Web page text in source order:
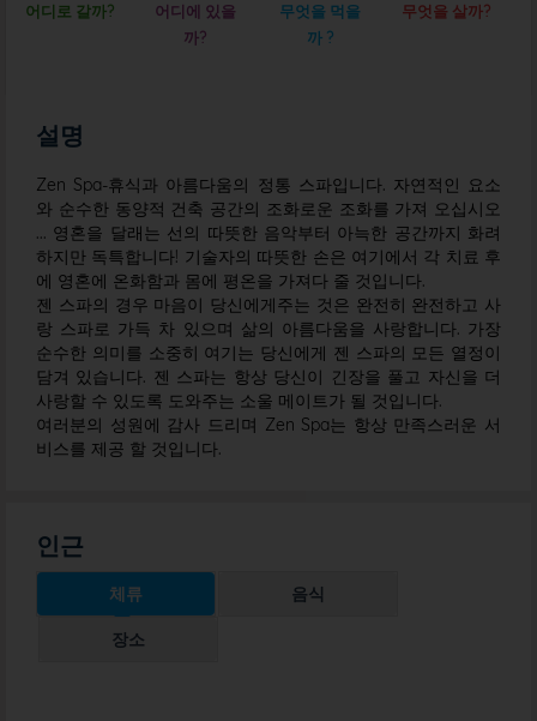
어디로 갈까?
어디에 있을
까?
무엇을 먹을
까 ?
무엇을 살까?
설명
Zen Spa-휴식과 아름다움의 정통 스파입니다. 자연적인 요소
와 순수한 동양적 건축 공간의 조화로운 조화를 가져 오십시오
... 영혼을 달래는 선의 따뜻한 음악부터 아늑한 공간까지 화려
하지만 독특합니다! 기술자의 따뜻한 손은 여기에서 각 치료 후
에 영혼에 온화함과 몸에 평온을 가져다 줄 것입니다.
젠 스파의 경우 마음이 당신에게주는 것은 완전히 완전하고 사
랑 스파로 가득 차 있으며 삶의 아름다움을 사랑합니다. 가장
순수한 의미를 소중히 여기는 당신에게 젠 스파의 모든 열정이
담겨 있습니다. 젠 스파는 항상 당신이 긴장을 풀고 자신을 더
사랑할 수 있도록 도와주는 소울 메이트가 될 것입니다.
여러분의 성원에 감사 드리며 Zen Spa는 항상 만족스러운 서
비스를 제공 할 것입니다.
인근
체류 음식
장소